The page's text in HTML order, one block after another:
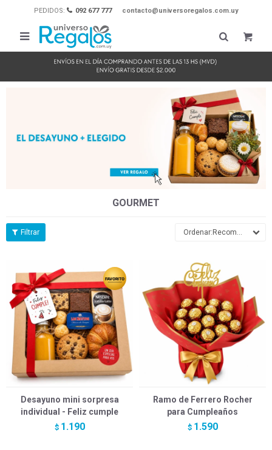
PEDIDOS: 092 677 777 contacto@universoregalos.com.uy

GOURMET
Recomendados
Desayuno mini sorpresa
individual - Feliz cumple
$ 1.190
Ramo de Ferrero Rocher
para Cumpleaños
$ 1.590